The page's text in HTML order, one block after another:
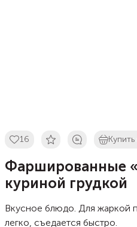
16
Фаршированные
куриной грудкой
Вкусное блюдо. Для жаркой
легко, съедается быстро.